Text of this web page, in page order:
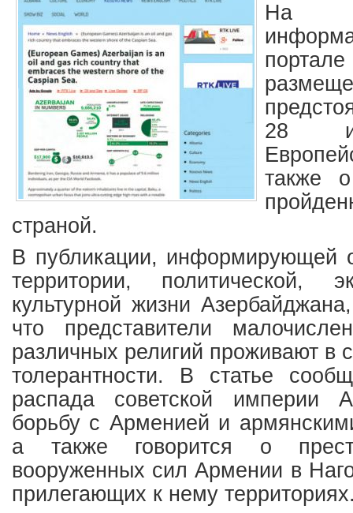
На
28
также
страной.
В публикации, информирующей
территории, политической,
культурной жизни
что представители
различных религий проживают в
толерантности. В статье
распада советской империи
борьбу с Арменией и
а также говорится о
вооруженных сил Армении в
прилегающих к нему